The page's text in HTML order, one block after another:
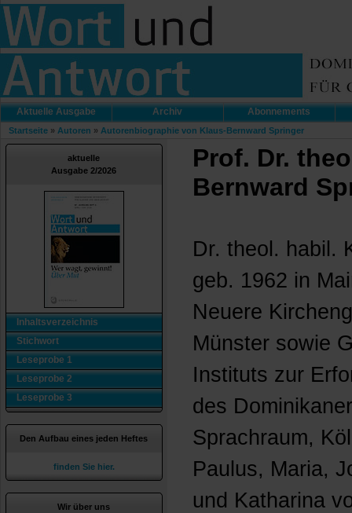
Aktuelle Ausgabe Archiv Abonnements
Startseite » Autoren » Autorenbiographie von Klaus-Bernward Springer
aktuelle
Ausgabe 2/2026
Inhaltsverzeichnis
Stichwort
Leseprobe 1
Leseprobe 2
Leseprobe 3
Den Aufbau eines jeden Heftes
finden Sie hier.
Wir über uns
Prof. Dr.
Bernward
Dr. theol. habil.
geb. 1962 in
Neuere
Münster sowie
Instituts zur
des
Sprachraum,
Paulus, Maria,
und Katharina